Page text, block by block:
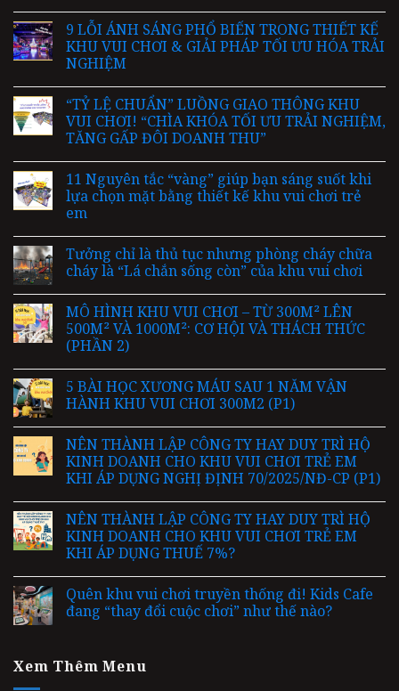
9 LỖI ÁNH SÁNG PHỔ BIẾN TRONG THIẾT KẾ
KHU VUI CHƠI & GIẢI PHÁP TỐI ƯU HÓA TRẢI
NGHIỆM
“TỶ LỆ CHUẨN” LUỒNG GIAO THÔNG KHU
VUI CHƠI! “CHÌA KHÓA TỐI ƯU TRẢI NGHIỆM,
TĂNG GẤP ĐÔI DOANH THU”
11 Nguyên tắc “vàng” giúp bạn sáng suốt khi
lựa chọn mặt bằng thiết kế khu vui chơi trẻ
em
Tưởng chỉ là thủ tục nhưng phòng cháy chữa
cháy là “Lá chắn sống còn” của khu vui chơi
MÔ HÌNH KHU VUI CHƠI – TỪ 300M² LÊN
500M² VÀ 1000M²: CƠ HỘI VÀ THÁCH THỨC
(PHẦN 2)
5 BÀI HỌC XƯƠNG MÁU SAU 1 NĂM VẬN
HÀNH KHU VUI CHƠI 300M2 (P1)
NÊN THÀNH LẬP CÔNG TY HAY DUY TRÌ HỘ
KINH DOANH CHO KHU VUI CHƠI TRẺ EM
KHI ÁP DỤNG NGHỊ ĐỊNH 70/2025/NĐ-CP (P1)
NÊN THÀNH LẬP CÔNG TY HAY DUY TRÌ HỘ
KINH DOANH CHO KHU VUI CHƠI TRẺ EM
KHI ÁP DỤNG THUẾ 7%?
Quên khu vui chơi truyền thống đi! Kids Cafe
đang “thay đổi cuộc chơi” như thế nào?
Xem Thêm Menu